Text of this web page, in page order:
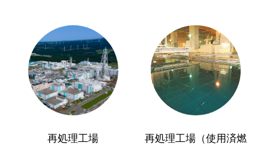
再処理工場
再処理工場（使用済燃